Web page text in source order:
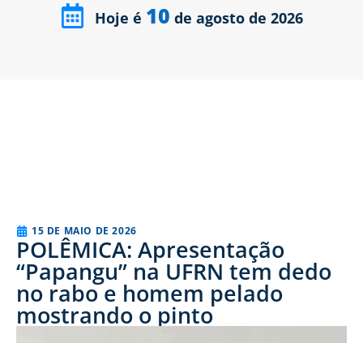
Hoje é 10 de agosto de 2026
15 DE MAIO DE 2026
POLÊMICA: Apresentação
“Papangu” na UFRN tem dedo
no rabo e homem pelado
mostrando o pinto